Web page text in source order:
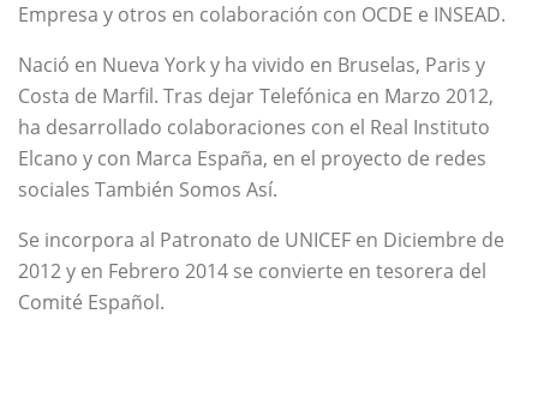
Empresa y otros en colaboración con OCDE e INSEAD.
Nació en Nueva York y ha vivido en Bruselas, Paris y
Costa de Marfil. Tras dejar Telefónica en Marzo 2012,
ha desarrollado colaboraciones con el Real Instituto
Elcano y con Marca España, en el proyecto de redes
sociales También Somos Así.
Se incorpora al Patronato de UNICEF en Diciembre de
2012 y en Febrero 2014 se convierte en tesorera del
Comité Español.